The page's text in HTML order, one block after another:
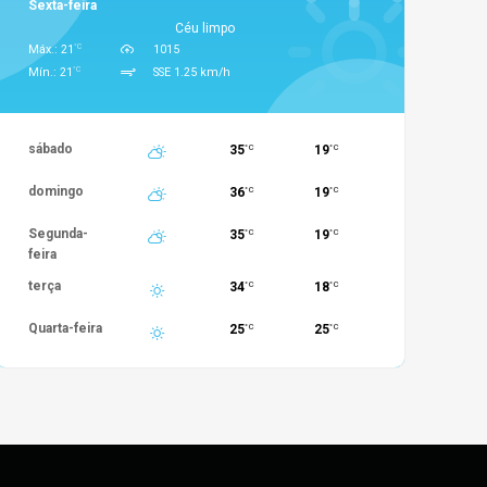
Céu limpo
Sexta-feira
Máx.: 21 °C
Mín.: 21 °C
1015
SSE 1.25 km/h
sábado 35°C 19°C
domingo 36°C 19°C
Segunda-
feira
35°C 19°C
terça 34°C 18°C
Quarta-feira 25°C 25°C